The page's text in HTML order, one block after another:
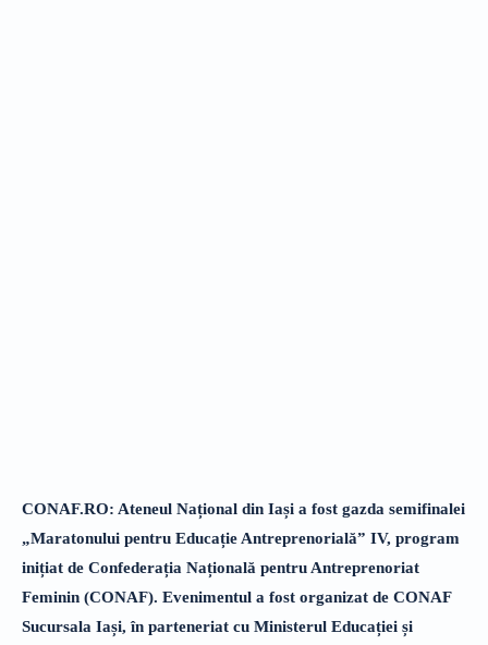
CONAF.RO: Ateneul Național din Iași a fost gazda semifinalei
„Maratonului pentru Educație Antreprenorială” IV, program
inițiat de Confederația Națională pentru Antreprenoriat
Feminin (CONAF). Evenimentul a fost organizat de CONAF
Sucursala Iași, în parteneriat cu Ministerul Educației și